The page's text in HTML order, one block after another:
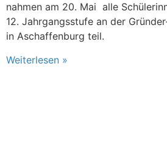
nahmen am 20. Mai alle
12. Jahrgangsstufe an der
in Aschaffenburg teil.
Weiterlesen »